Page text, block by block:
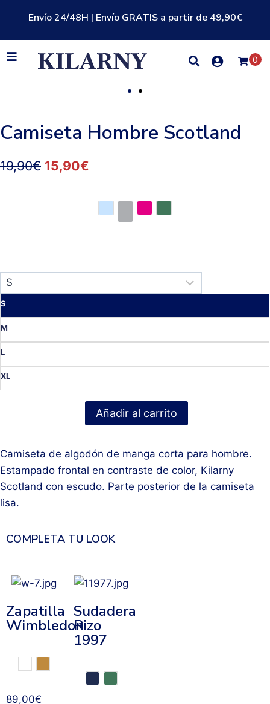
Envío 24/48H | Envío GRATIS a partir de 49,90€
0
Camiseta Hombre Scotland
19,90€ 15,90€
S
M
L
XL
Añadir al carrito
Camiseta de algodón de manga corta para hombre.
Estampado frontal en contraste de color, Kilarny
Scotland con escudo. Parte posterior de la camiseta
lisa.
COMPLETA TU LOOK
Zapatilla
Wimbledon
89,00€
Sudadera
Rizo
1997